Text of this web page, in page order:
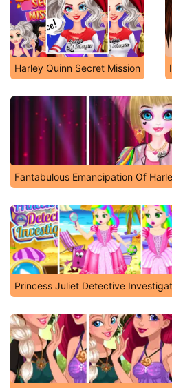
Harley Quinn Secret Mission
Fantabulous Emancipation Of
Princess Juliet Detective